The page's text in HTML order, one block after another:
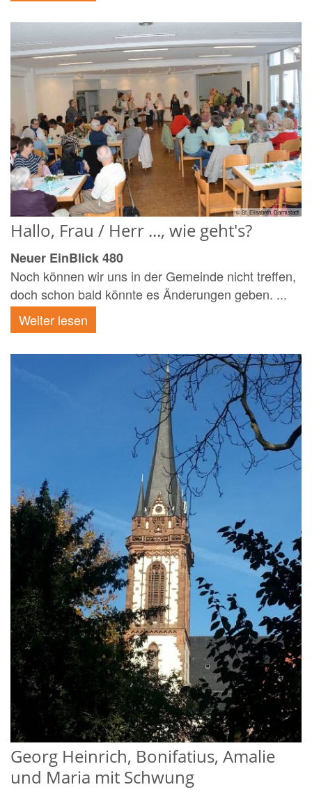
© St. Elisabeth, Darmstadt
Hallo, Frau / Herr ..., wie geht's?
Neuer EinBlick 480
Noch können wir uns in der Gemeinde nicht treffen,
doch schon bald könnte es Änderungen geben. ...
Weiter lesen
Georg Heinrich, Bonifatius, Amalie
und Maria mit Schwung